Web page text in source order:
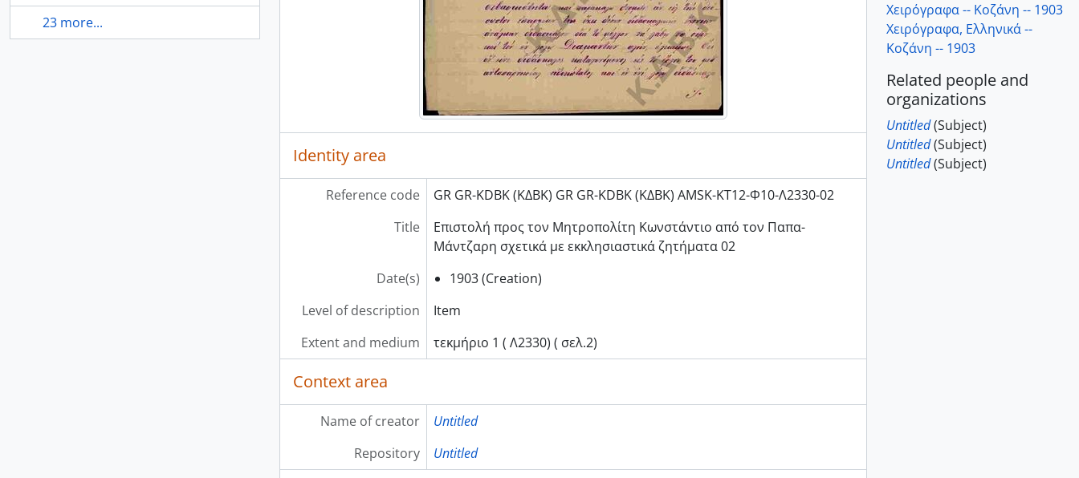
23 more...
Identity area
Reference code
GR GR-KDBK (ΚΔΒΚ) GR GR-KDBK (ΚΔΒΚ) AMSK-ΚΤ12-Φ10-Λ2330-02
Title
Επιστολή προς τον Μητροπολίτη Κωνστάντιο από τον Παπα-
Μάντζαρη σχετικά με εκκλησιαστικά ζητήματα 02
Date(s)
1903 (Creation)
Level of description
Item
Extent and medium
τεκμήριο 1 ( Λ2330) ( σελ.2)
Context area
Name of creator
Untitled
Repository
Untitled
Χειρόγραφα -- Κοζάνη -- 1903
Χειρόγραφα, Ελληνικά --
Κοζάνη -- 1903
Related people and
organizations
Untitled(Subject)
Untitled(Subject)
Untitled(Subject)